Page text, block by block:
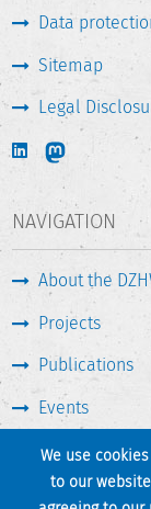
We use
to our
Data
Sitemap
Legal
NAVIGATION
About the
Projects
Publications
Events
Press &